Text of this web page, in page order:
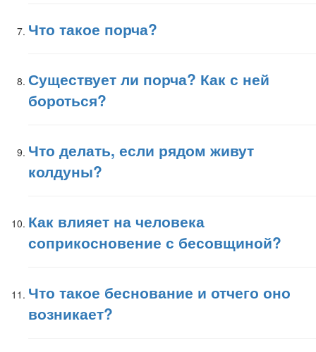
Что такое порча?
Существует ли порча? Как с ней
бороться?
Что делать, если рядом живут
колдуны?
Как влияет на человека
соприкосновение с бесовщиной?
Что такое беснование и отчего оно
возникает?